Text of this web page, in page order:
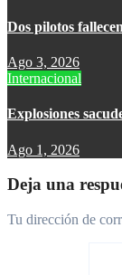
Dos pilotos
Ago 3, 2026
Internacional
Explosiones
Ago 1, 2026
Deja una
Tu dirección de